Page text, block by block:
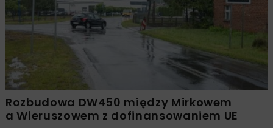
Rozbudowa DW450 między Mirkowem
a Wieruszowem z dofinansowaniem UE